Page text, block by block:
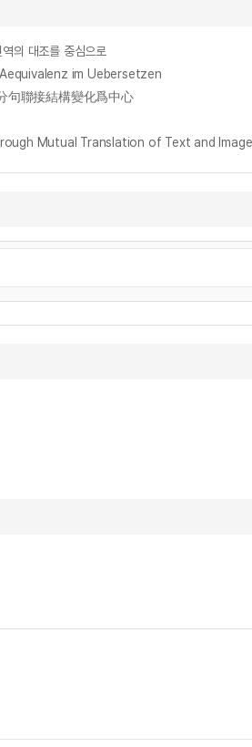
의 대조를 중심으로
Aequivalenz im Uebersetzen
句聯接結構變化爲中心
through Mutual Translation of Text and Image